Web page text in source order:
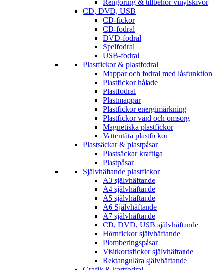
Rengöring & tillbehör vinylskivor
CD, DVD, USB
CD-fickor
CD-fodral
DVD-fodral
Spelfodral
USB-fodral
Plastfickor & plastfodral
Mappar och fodral med låsfunktion
Plastfickor hålade
Plastfodral
Plastmappar
Plastfickor energimärkning
Plastfickor vård och omsorg
Magnetiska plastfickor
Vattentäta plastfickor
Plastsäckar & plastpåsar
Plastsäckar kraftiga
Plastpåsar
Självhäftande plastfickor
A3 självhäftande
A4 självhäftande
A5 självhäftande
A6 Självhäftande
A7 självhäftande
CD, DVD, USB självhäftande
Hörnfickor självhäftande
Plomberingspåsar
Visitkortsfickor självhäftande
Rektangulära självhäftande